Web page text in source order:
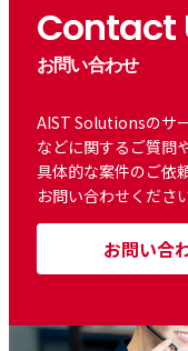
Contact
お問い合わせ
AIST Solutionsのサ
などに関するご質問
具体的な案件のご依
お問い合わせください
お問い合